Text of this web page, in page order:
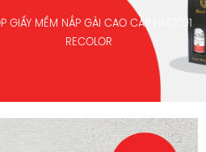
GIẤY MỀM NẮP GÀI CAO CẤP HM0091
RECOLOR